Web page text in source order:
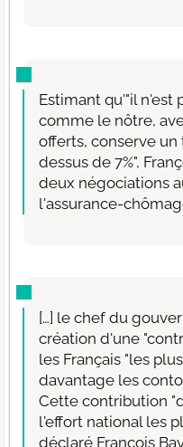
Estimant qu'"il n'est
comme le nôtre,
offerts, conserve
dessus de 7%",
deux négociations
l'assurance-
[…] le chef du
création d'une
les Français "les
davantage les
Cette contribution
l'effort national les
déclaré François